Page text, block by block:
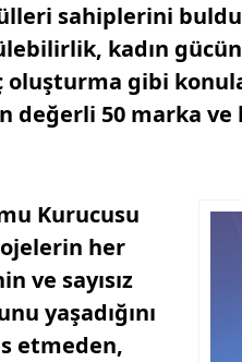
sahiplerini
kadın
gibi
değerli 50 marka
Kurucusu
her
ve sayısız
yaşadığını
etmeden,